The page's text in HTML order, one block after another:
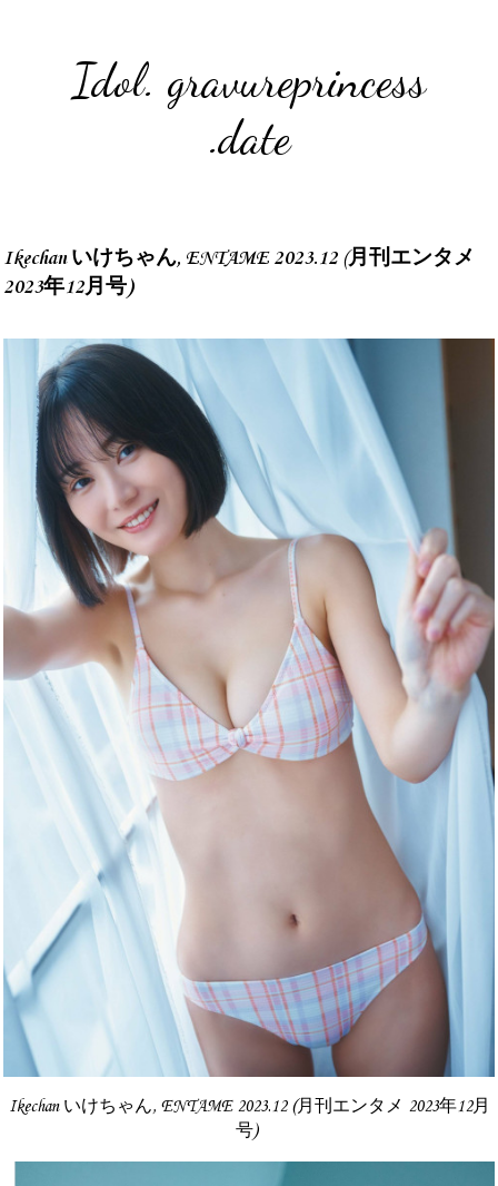
Idol. gravureprincess
.date
Ikechan いけちゃん, ENTAME 2023.12 (月刊エンタメ
2023年12月号)
Ikechan いけちゃん, ENTAME 2023.12 (月刊エンタメ 2023年12月
号)